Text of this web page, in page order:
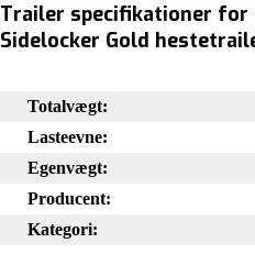
Trailer specifikationer for
Sidelocker Gold
Totalvægt:
Lasteevne:
Egenvægt:
Producent:
Kategori: